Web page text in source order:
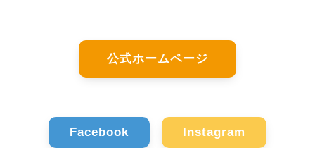
公式ホームページ
Facebook Instagram